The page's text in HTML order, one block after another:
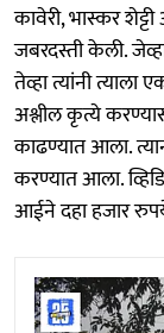
कावेरी, भास्कर शेट्टी
जबरदस्ती केली.
तेव्हा त्यांनी
अश्लील कृत्ये
काढण्यात आला.
करण्यात आला.
आईने दहा हजार